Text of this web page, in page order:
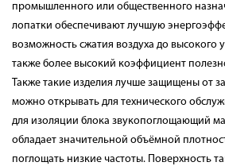
промышленного или общественного
лопатки обеспечивают лучшую
возможность сжатия воздуха до высокого
также более высокий коэффициент
Также такие изделия лучше защищены от
можно открывать для технического
для изоляции блока звукопоглощающий
обладает значительной объёмной
поглощать низкие частоты. Поверхность